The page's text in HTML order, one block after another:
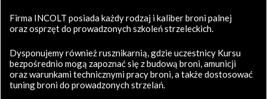
Firma INCOLT posiada każdy rodzaj i kaliber broni palnej
oraz osprzęt do prowadzonych szkoleń strzeleckich.
Dysponujemy również rusznikarnią, gdzie uczestnicy Kursu
bezpośrednio mogą zapoznać się z budową broni, amunicji
oraz warunkami technicznymi pracy broni, a także dostosować
tuning broni do prowadzonych strzelań.